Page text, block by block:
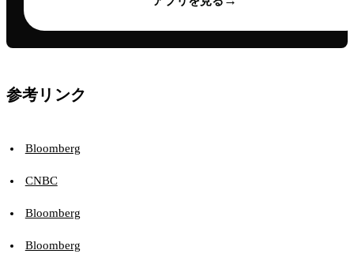
参考リンク
Bloomberg
CNBC
Bloomberg
Bloomberg